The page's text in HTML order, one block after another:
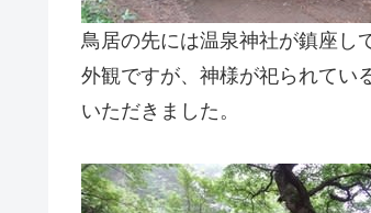
鳥居の先には温泉神社が鎮座し
外観ですが、神様が祀られてい
いただきました。